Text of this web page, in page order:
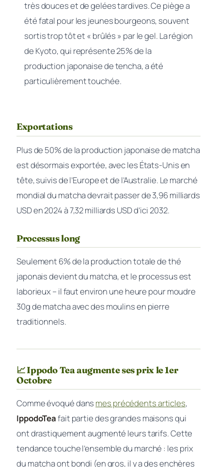
très douces et de gelées tardives. Ce piège a
été fatal pour les jeunes bourgeons, souvent
sortis trop tôt et « brûlés » par le gel. La région
de Kyoto, qui représente 25% de la
production japonaise de tencha, a été
particulièrement touchée.
Exportations
Plus de 50% de la production japonaise de matcha
est désormais exportée, avec les États-Unis en
tête, suivis de l’Europe et de l’Australie. Le marché
mondial du matcha devrait passer de 3,96 milliards
USD en 2024 à 7,32 milliards USD d’ici 2032.
Processus long
Seulement 6% de la production totale de thé
japonais devient du matcha, et le processus est
laborieux – il faut environ une heure pour moudre
30g de matcha avec des moulins en pierre
traditionnels.
📈 Ippodo Tea augmente ses prix le 1er
Octobre
Comme évoqué dans mes précédents articles,
IppodoTeafait partie des grandes maisons qui
ont drastiquement augmenté leurs tarifs. Cette
tendance touche l’ensemble du marché : les prix
du matcha ont bondi (en gros, il y a des enchères